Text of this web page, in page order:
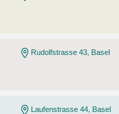
Rudolfstrasse 43, Basel
Laufenstrasse 44, Basel